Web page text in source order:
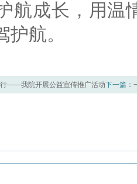
航成长，用温
护航。
——我院开展公益宣传推广活动下一篇：